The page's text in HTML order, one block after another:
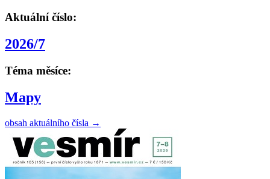
Aktuální číslo:
2026/7
Téma měsíce:
Mapy
obsah aktuálního čísla →